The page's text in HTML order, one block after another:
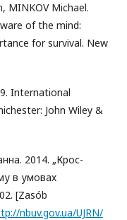
MINKOV Michael.
of the mind:
for survival. New
International
John Wiley &
2014. „Крос-
в умовах
[Zasób
nbuv.gov.ua/UJRN/